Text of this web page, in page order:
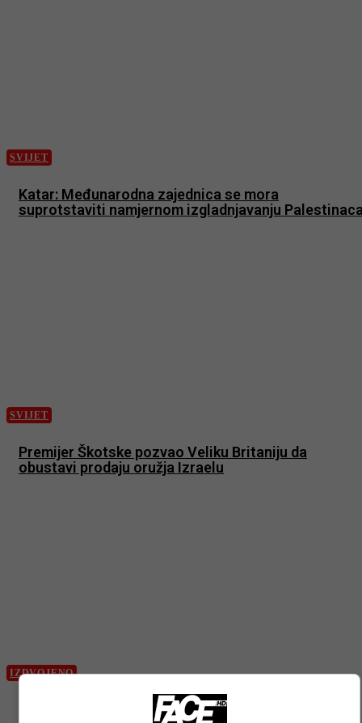
SVIJET
Katar: Međunarodna zajednica se mora
suprotstaviti namjernom izgladnjavanju
SVIJET
Premijer Škotske pozvao Veliku Britaniju da
obustavi prodaju oružja Izraelu
IZDVOJENO
Hamas okončao pregovore o prekidu vatre: Čeka se